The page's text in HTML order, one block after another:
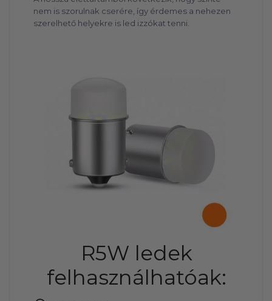
nem is szorulnak cserére, így érdemes a nehezen
szerelhető helyekre is led izzókat tenni.
R5W ledek
felhasználhatóak: